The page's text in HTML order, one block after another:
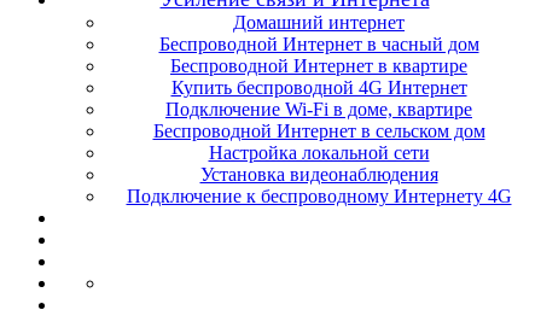
Домашний интернет
Беспроводной Интернет в часный дом
Беспроводной Интернет в квартире
Купить беспроводной 4G Интернет
Подключение Wi-Fi в доме, квартире
Беспроводной Интернет в сельском дом
Настройка локальной сети
Установка видеонаблюдения
Подключение к беспроводному Интернету 4G